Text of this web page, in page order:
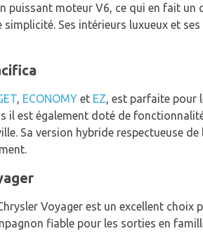
puissant moteur V6, ce qui en fait un
Ses intérieurs luxueux et
, ECONOMY et EZ, est parfaite pour
il est également doté de
Sa version hybride respectueuse
Voyager est un excellent choix
fiable pour les sorties en